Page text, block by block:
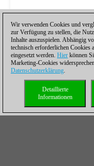
Wir verwenden Cookies und
zur Verfügung zu stellen, die
Inhalte auszuspielen. Abhängig
technisch erforderlichen
eingesetzt werden. Hier können
Marketing-Cookies
Datenschutzerklärung.
Detaillierte
Informationen